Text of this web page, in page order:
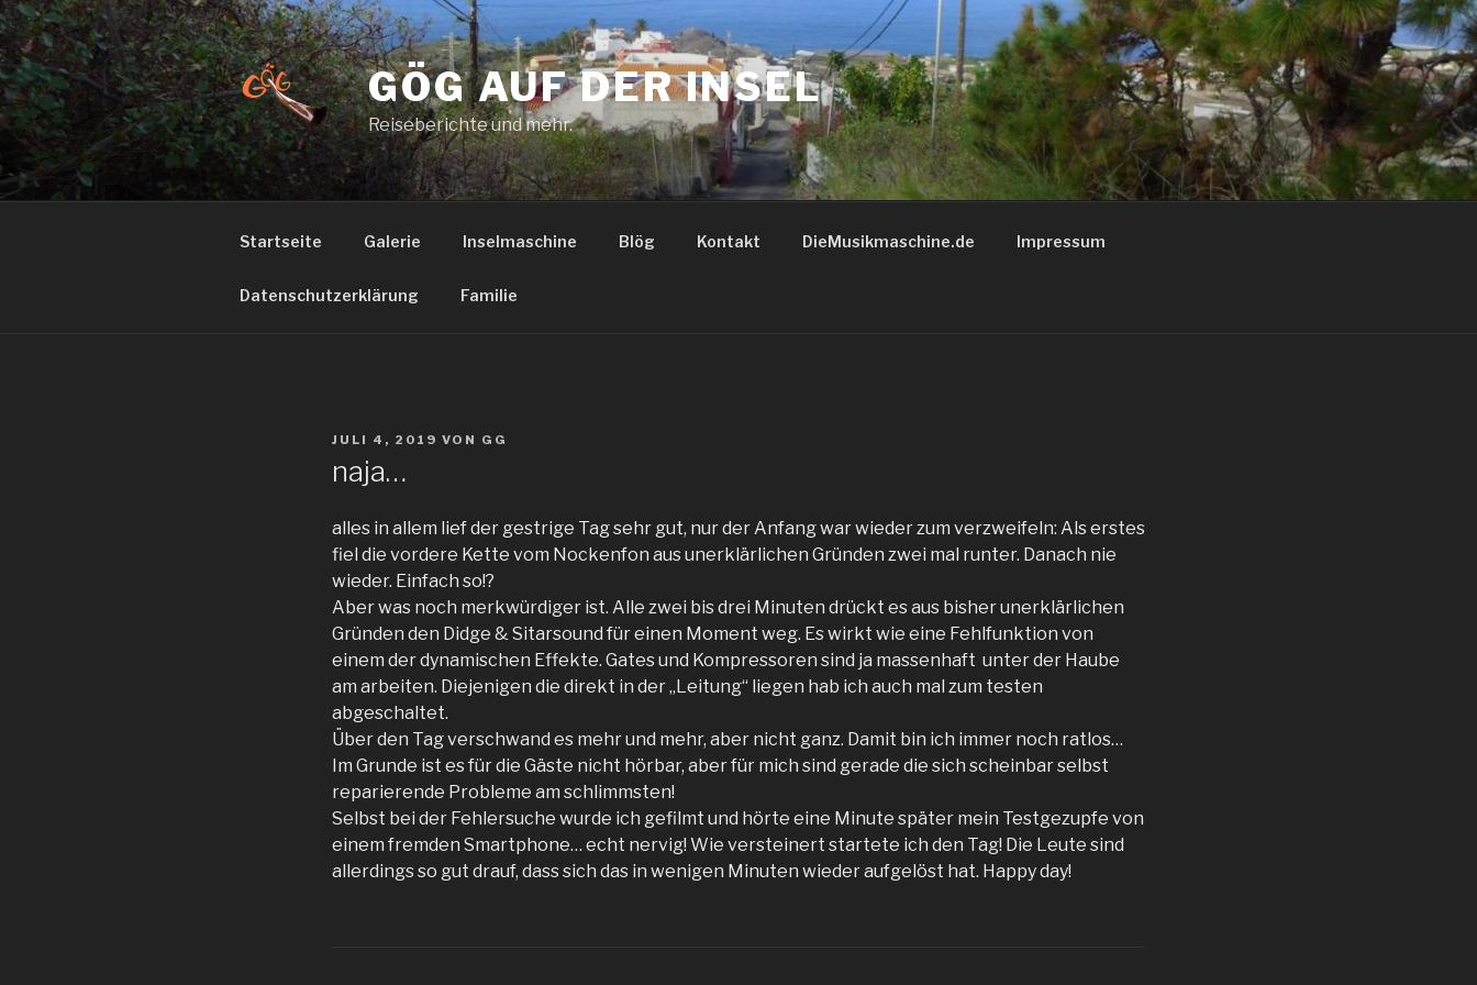
Zum
Inhalt
springen
GÖG AUF DER INSEL
Reiseberichte und mehr.
Startseite Galerie Inselmaschine Blög Kontakt DieMusikmaschine.de Impressum
Datenschutzerklärung Familie
VERÖFFENTLICHT
JULI 4, 2019 VON GG
naja…
alles in allem lief der gestrige Tag sehr gut, nur der Anfang war wieder zum verzweifeln: Als erstes
fiel die vordere Kette vom Nockenfon aus unerklärlichen Gründen zwei mal runter. Danach nie
wieder. Einfach so!?
Aber was noch merkwürdiger ist. Alle zwei bis drei Minuten drückt es aus bisher unerklärlichen
Gründen den Didge & Sitarsound für einen Moment weg. Es wirkt wie eine Fehlfunktion von
einem der dynamischen Effekte. Gates und Kompressoren sind ja massenhaft unter der Haube
am arbeiten. Diejenigen die direkt in der „Leitung“ liegen hab ich auch mal zum testen
abgeschaltet.
Über den Tag verschwand es mehr und mehr, aber nicht ganz. Damit bin ich immer noch ratlos…
Im Grunde ist es für die Gäste nicht hörbar, aber für mich sind gerade die sich scheinbar selbst
reparierende Probleme am schlimmsten!
Selbst bei der Fehlersuche wurde ich gefilmt und hörte eine Minute später mein Testgezupfe von
einem fremden Smartphone… echt nervig! Wie versteinert startete ich den Tag! Die Leute sind
allerdings so gut drauf, dass sich das in wenigen Minuten wieder aufgelöst hat. Happy day!